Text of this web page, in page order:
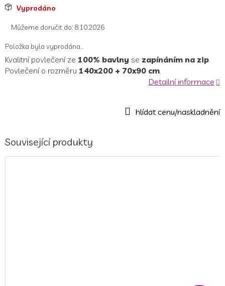
Měrná
cena:
Vyprodáno
Můžeme doručit do: 8.10.2026
Položka byla vyprodána…
Kvalitní povlečení ze 100% bavlny se zapínáním na zip
Povlečení o rozměru 140x200 + 70x90 cm
Detailní informace
Související produkty